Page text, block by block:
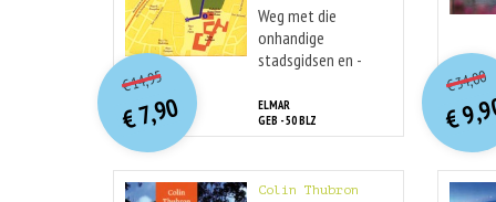
Weg met die
onhandige
stadsgidsen en -
ELMAR
GEB - 50 BLZ
€14,95O
orspr
onkelijke
prijs
was:
€ 14,95.
€7,90
Huidige
prijs
is:
€ 7,90.
€34,00
€
Colin Thubron